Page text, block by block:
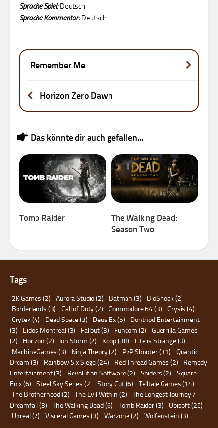
Sprache Spiel:Deutsch
Sprache Kommentar:Deutsch
Remember Me
Horizon Zero Dawn
Das könnte dir auch gefallen...
Tomb Raider
The Walking Dead:
Season Two
Tags
2K Games (2) Aurora Studio(2) Batman (3) BioShock(2)
Borderlands (3) Call of Duty(2) Commodore 64(3) Crysis (4)
Crytek(4) Dead Space(3) Deus Ex(5)
Dontnod Entertainment
(3)
Eidos Montreal(3) Fallout(3) Funcom (2)
Guerrilla Games
(2)
Horizon (2) Ion Storm (2) Koop(38) Life is Strange(3)
MachineGames (3) Ninja Theory(2) PvP Shooter(31)
Quantic
Dream (3) Rainbow Six Siege(24) Red Thread Games (2)
Remedy
Entertainment(3) Revolution Software(2) Spiders (2)
Square
Enix(6) Steel Sky Series (2) Story Cut(6) Telltale Games (14)
The Brotherhood(2) The Evil Within (2)
The Longest Journey /
Dreamfall(3) The Walking Dead(6) Tomb Raider(3) Ubisoft(25)
Unreal(2) Visceral Games (3) Warzone(2) Wolfenstein (3)